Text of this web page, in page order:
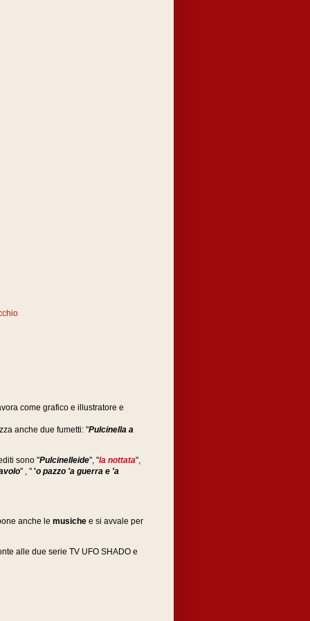
come grafico e illustratore e
anche due fumetti: "Pulcinella a
sono "Pulcinelleide", "la nottata",
" , " 'o pazzo 'a guerra e 'a
anche le musiche e si avvale per
alle due serie TV UFO SHADO e